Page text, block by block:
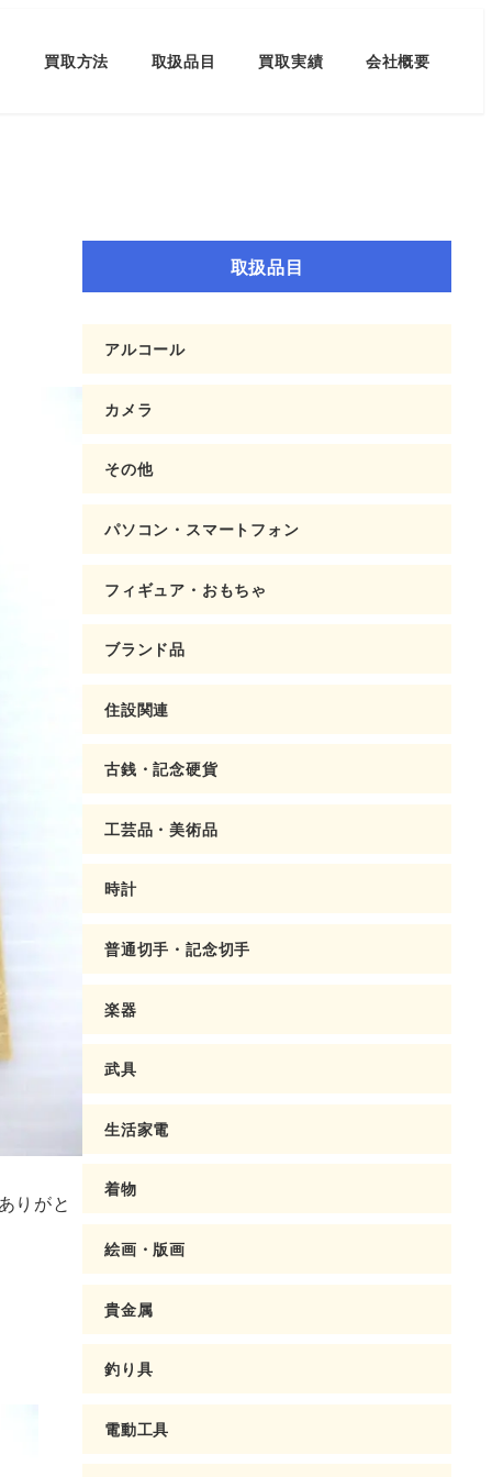
買取方法 取扱品目 買取実績 会社概要
りがと
取扱品目
アルコール
カメラ
その他
パソコン・スマートフォン
フィギュア・おもちゃ
ブランド品
住設関連
古銭・記念硬貨
工芸品・美術品
時計
普通切手・記念切手
楽器
武具
生活家電
着物
絵画・版画
貴金属
釣り具
電動工具